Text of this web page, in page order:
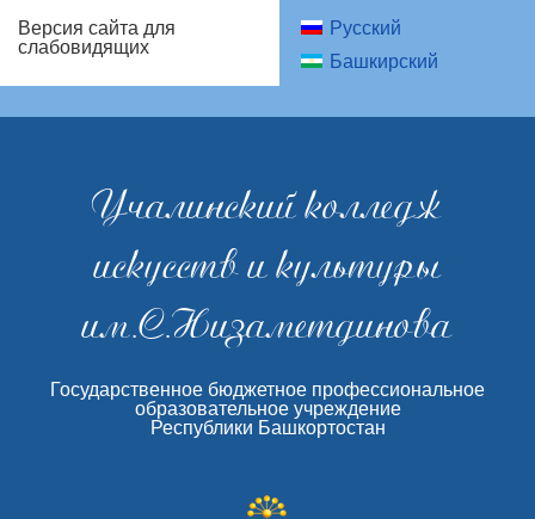
Версия сайта для
слабовидящих
Русский
Башкирский
Учалинский колледж
искусств и культуры
им.С.Низаметдинова
Государственное бюджетное профессиональное
образовательное учреждение
Республики Башкортостан